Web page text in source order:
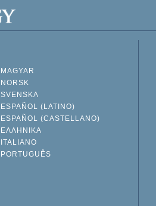
MAGYAR
NORSK
SVENSKA
ESPAÑOL (LATINO)
ESPAÑOL (CASTELLANO)
ΕΛΛΗΝΙΚA
ITALIANO
PORTUGUÊS